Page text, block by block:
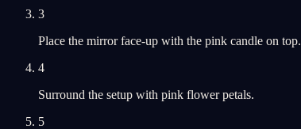
3
Place the mirror face-up with the pink candle on top.
4
Surround the setup with pink flower petals.
5